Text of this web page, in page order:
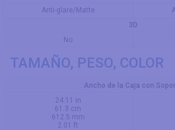
Anti-glare/Matte
3D
No
TAMAÑO, PESO, COLOR
Ancho de la Caja con
24.11 in
61.3 cm
612.5 mm
2.01 ft